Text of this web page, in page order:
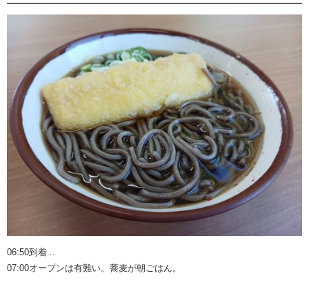
06:50到着...
07:00オープンは有難い。蕎麦が朝ごはん。